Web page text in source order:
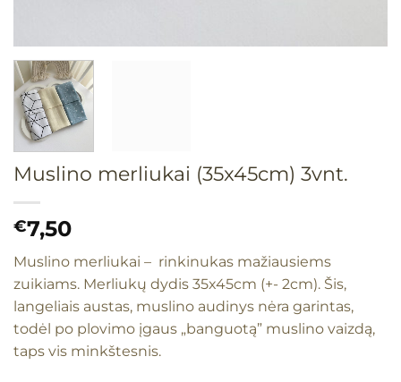
Muslino merliukai (35x45cm) 3vnt.
€7,50
Muslino merliukai – rinkinukas mažiausiems
zuikiams. Merliukų dydis 35x45cm (+- 2cm). Šis,
langeliais austas, muslino audinys nėra garintas,
todėl po plovimo įgaus „banguotą” muslino vaizdą,
taps vis minkštesnis.